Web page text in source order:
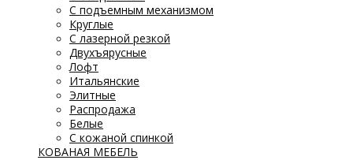
С подъемным механизмом
Круглые
С лазерной резкой
Двухъярусные
Лофт
Итальянские
Элитные
Распродажа
Белые
С кожаной спинкой
КОВАНАЯ МЕБЕЛЬ